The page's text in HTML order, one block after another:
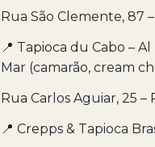
Rua São Clemente, 87
📍 Tapioca du Cabo –
Mar (camarão, cream
Rua Carlos Aguiar, 25 –
📍 Crepps & Tapioca